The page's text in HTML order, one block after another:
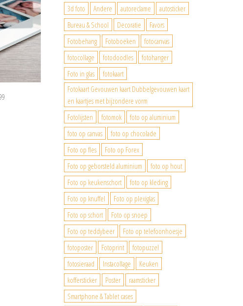
3d foto Andere autoreclame
autosticker
Bureau & School
Decoratie
Favors
Fotobehang
Fotoboeken
fotocanvas
fotocollage
fotodoodles
fotohanger
Foto in glas
fotokaart
Fotokaart Gevouwen kaart Dubbelgevouwen kaart
en kaartjes met bijzondere vorm
Fotolijsten
fotomok
foto op aluminium
foto op canvas
foto op chocolade
Foto op fles
Foto op Forex
Foto op geborsteld aluminium
foto op hout
Foto op keukenschort
foto op kleding
Foto op knuffel
Foto op plexiglas
Foto op schort
Foto op snoep
Foto op teddybeer
Foto op telefoonhoesje
fotoposter
Fotoprint
fotopuzzel
fotosieraad
Instacollage
Keuken
koffersticker
Poster
raamsticker
Smartphone & Tablet cases